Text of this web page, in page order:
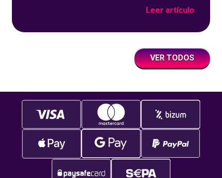
Leer artículo
VER TODOS